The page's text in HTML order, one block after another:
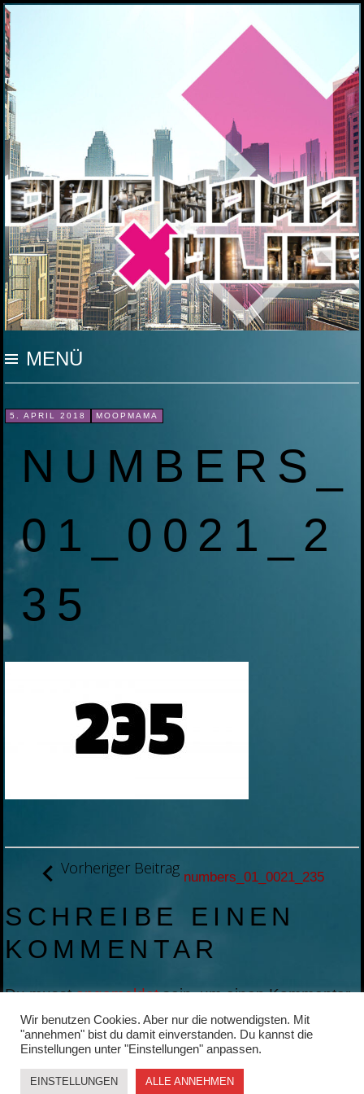
MOOP MAMA
MENÜ
INHALT
SPRINGEN
5. APRIL 2018 MOOPMAMA
NUMBERS_
01_0021_2
35
BEITRAGSNAVIGATION
Vorheriger Beitragnumbers_01_0021_235
SCHREIBE EINEN
KOMMENTAR
Du musstangemeldetsein, um einen Kommentar
abzugeben.
Wir benutzen Cookies. Aber nur die notwendigsten. Mit
"annehmen" bist du damit einverstanden. Du kannst die
Einstellungen unter "Einstellungen" anpassen.
EINSTELLUNGEN ALLE ANNEHMEN